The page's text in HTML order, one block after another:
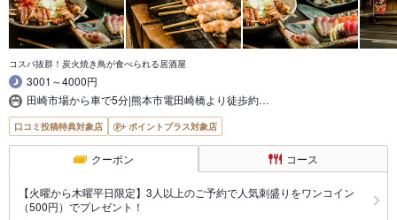
コスパ抜群！炭火焼き鳥が食べられる居酒屋
3001～4000円
田崎市場から車で5分|熊本市電田崎橋より徒歩約…
口コミ投稿特典対象店 ポイントプラス対象店
クーポン コース
【火曜から木曜平日限定】3人以上のご予約で人気刺盛りをワンコイン
（500円）でプレゼント！